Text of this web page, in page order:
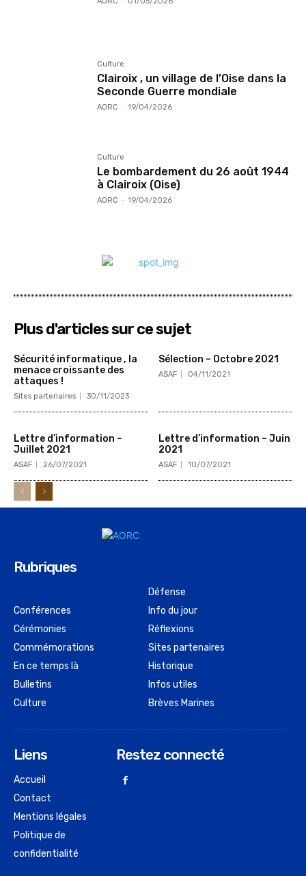
Culture
Clairoix , un village de l’Oise dans la
Seconde Guerre mondiale
AORC - 19/04/2026
Culture
Le bombardement du 26 août 1944
à Clairoix (Oise)
AORC - 19/04/2026
Plus d'articles sur ce sujet
Sécurité informatique , la
menace croissante des
attaques !
Sites partenaires 30/11/2023
Sélection – Octobre 2021
ASAF 04/11/2021
Lettre d’information –
Juillet 2021
ASAF 26/07/2021
Lettre d’information – Juin
2021
ASAF 10/07/2021
Rubriques
Conférences
Cérémonies
Commémorations
En ce temps là
Bulletins
Culture
Défense
Info du jour
Réflexions
Sites partenaires
Historique
Infos utiles
Brèves Marines
Liens
Accueil
Contact
Mentions légales
Politique de
confidentialité
Restez connecté